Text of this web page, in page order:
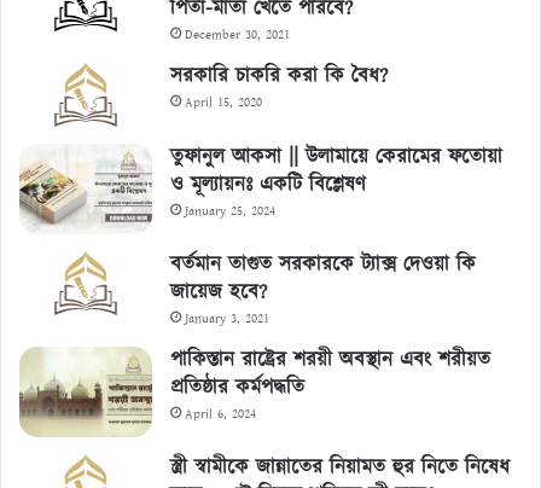
পিতা-মাতা খেতে পারবে?
December 30, 2021
সরকারি চাকরি করা কি বৈধ?
April 15, 2020
তুফানুল আকসা || উলামায়ে কেরামের ফতোয়া
ও মূল্যায়নঃ একটি বিশ্লেষণ
January 25, 2024
বর্তমান তাগুত সরকারকে ট্যাক্স দেওয়া কি
জায়েজ হবে?
January 3, 2021
পাকিস্তান রাষ্ট্রের শরয়ী অবস্থান এবং শরীয়ত
প্রতিষ্ঠার কর্মপদ্ধতি
April 6, 2024
স্ত্রী স্বামীকে জান্নাতের নিয়ামত হুর নিতে নিষেধ